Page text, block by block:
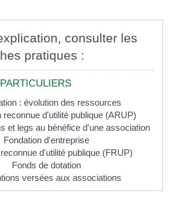
consulter les
pratiques :
PARTICULIERS
: évolution des ressources
reconnue d'utilité publique (ARUP)
et legs au bénéfice d'une association
Fondation d'entreprise
d'utilité publique (FRUP)
Fonds de dotation
versées aux associations